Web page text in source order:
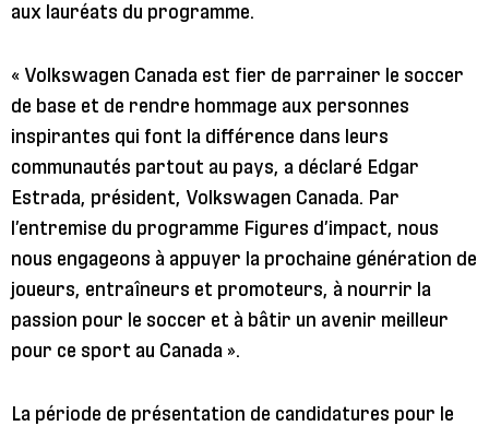
aux lauréats du programme.
« Volkswagen Canada est fier de parrainer le soccer
de base et de rendre hommage aux personnes
inspirantes qui font la différence dans leurs
communautés partout au pays, a déclaré Edgar
Estrada, président, Volkswagen Canada. Par
l’entremise du programme Figures d’impact, nous
nous engageons à appuyer la prochaine génération de
joueurs, entraîneurs et promoteurs, à nourrir la
passion pour le soccer et à bâtir un avenir meilleur
pour ce sport au Canada ».
La période de présentation de candidatures pour le